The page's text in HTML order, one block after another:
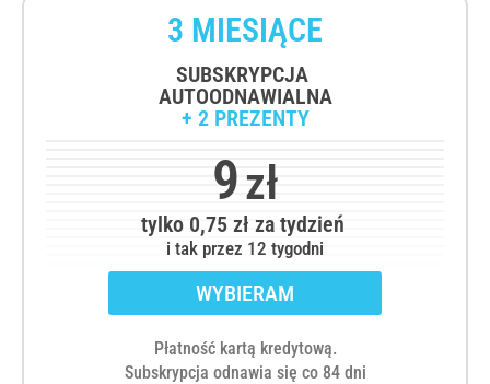
3 MIESIĄCE
SUBSKRYPCJA
AUTOODNAWIALNA
+ 2 PREZENTY
9zł
tylko 0,75 zł za tydzień
i tak przez 12 tygodni
WYBIERAM
Płatność kartą kredytową.
Subskrypcja odnawia się co 84 dni